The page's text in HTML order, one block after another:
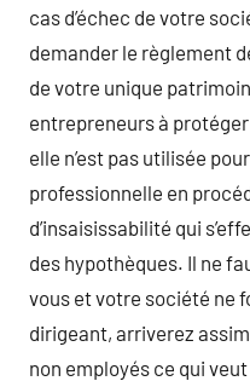
cas d’échec de votre
demander le règlement
de votre unique
entrepreneurs à
elle n’est pas utilisée
professionnelle en
d’insaisissabilité qui
des hypothèques. Il ne
vous et votre société ne
dirigeant, arriverez
non employés ce qui